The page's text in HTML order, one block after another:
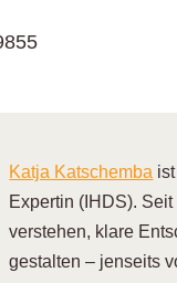
Katja Katschemba
Expertin (IHDS).
verstehen, klare
gestalten – jenseits